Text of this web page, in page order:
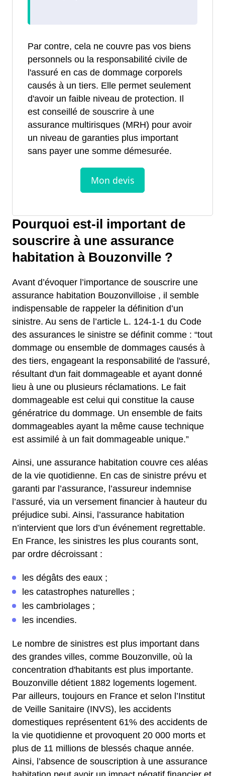
Par contre, cela ne couvre pas vos biens
personnels ou la responsabilité civile de
l'assuré en cas de dommage corporels
causés à un tiers. Elle permet seulement
d'avoir un faible niveau de protection. Il
est conseillé de souscrire à une
assurance multirisques (MRH) pour avoir
un niveau de garanties plus important
sans payer une somme démesurée.
Pourquoi est-il important de
souscrire à une assurance
habitation à Bouzonville ?
Avant d’évoquer l’importance de souscrire une
assurance habitation Bouzonvilloise , il semble
indispensable de rappeler la définition d’un
sinistre. Au sens de l’article L. 124-1-1 du Code
des assurances le sinistre se définit comme : “tout
dommage ou ensemble de dommages causés à
des tiers, engageant la responsabilité de l'assuré,
résultant d'un fait dommageable et ayant donné
lieu à une ou plusieurs réclamations. Le fait
dommageable est celui qui constitue la cause
génératrice du dommage. Un ensemble de faits
dommageables ayant la même cause technique
est assimilé à un fait dommageable unique.”
Ainsi, une assurance habitation couvre ces aléas
de la vie quotidienne. En cas de sinistre prévu et
garanti par l’assurance, l’assureur indemnise
l’assuré, via un versement financier à hauteur du
préjudice subi. Ainsi, l’assurance habitation
n’intervient que lors d’un événement regrettable.
En France, les sinistres les plus courants sont,
par ordre décroissant :
les dégâts des eaux ;
les catastrophes naturelles ;
les cambriolages ;
les incendies.
Le nombre de sinistres est plus important dans
des grandes villes, comme Bouzonville, où la
concentration d'habitants est plus importante.
Bouzonville détient 1882 logements logement.
Par ailleurs, toujours en France et selon l’Institut
de Veille Sanitaire (INVS), les accidents
domestiques représentent 61% des accidents de
la vie quotidienne et provoquent 20 000 morts et
plus de 11 millions de blessés chaque année.
Ainsi, l’absence de souscription à une assurance